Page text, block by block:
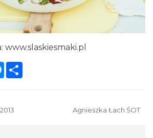
www.slaskiesmaki.pl
Messenger
Agnieszka Łach ŚOT